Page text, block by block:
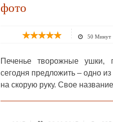
фото
50 Минут
Печенье творожные ушки,
сегодня предложить – одно
на скорую руку. Свое